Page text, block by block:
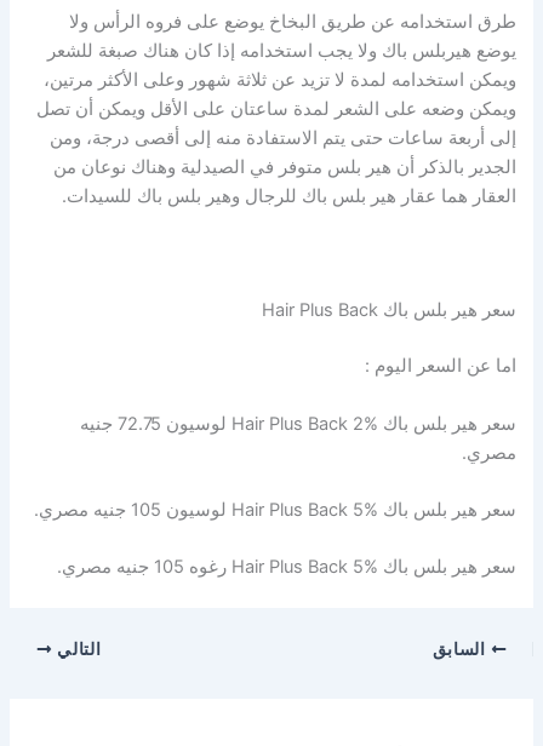
طرق استخدامه عن طريق البخاخ يوضع على فروه الرأس ولا
يوضع هيربلس باك ولا يجب استخدامه إذا كان هناك صبغة للشعر
ويمكن استخدامه لمدة لا تزيد عن ثلاثة شهور وعلى الأكثر مرتين،
ويمكن وضعه على الشعر لمدة ساعتان على الأقل ويمكن أن تصل
إلى أربعة ساعات حتى يتم الاستفادة منه إلى أقصى درجة، ومن
الجدير بالذكر أن هير بلس متوفر في الصيدلية وهناك نوعان من
العقار هما عقار هير بلس باك للرجال وهير بلس باك للسيدات.
سعر هير بلس باك Hair Plus Back
اما عن السعر اليوم :
سعر هير بلس باك Hair Plus Back 2% لوسيون 72.75 جنيه
مصري.
سعر هير بلس باك Hair Plus Back 5% لوسيون 105 جنيه مصري.
سعر هير بلس باك Hair Plus Back 5% رغوه 105 جنيه مصري.
السابق التالي